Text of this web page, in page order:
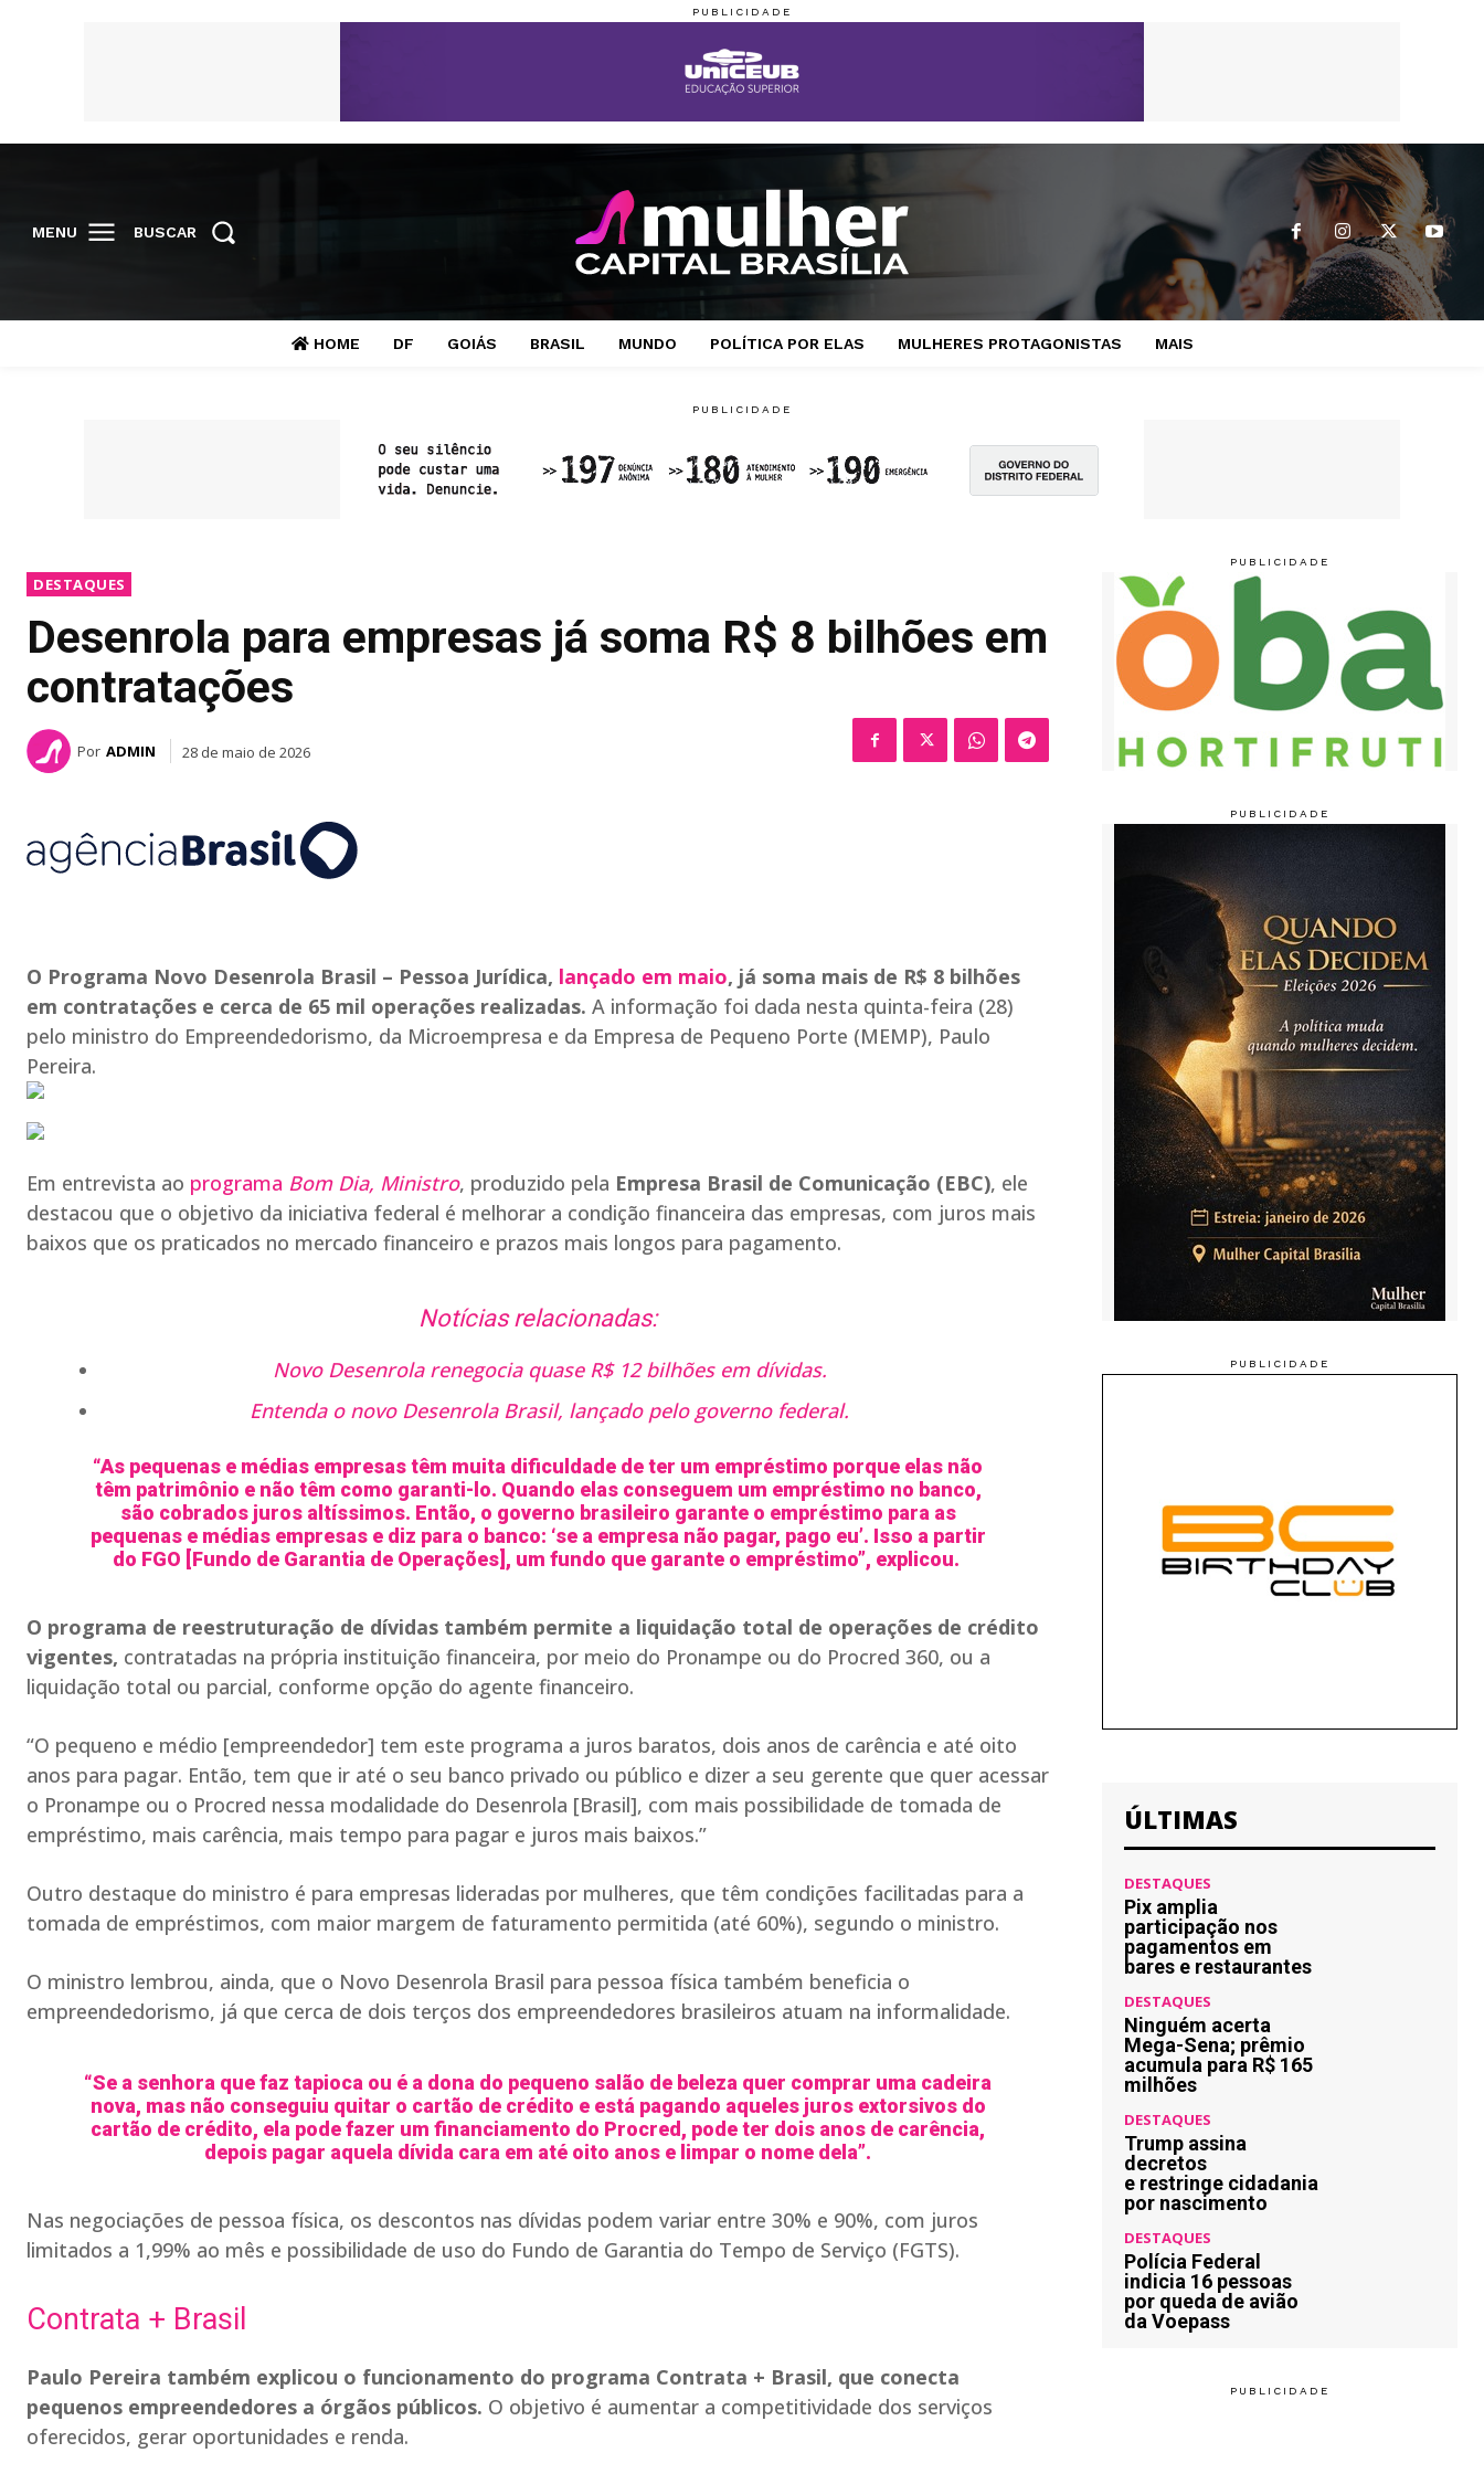
MENU BUSCAR
HOME DF GOIÁS BRASIL MUNDO POLÍTICA POR ELAS MULHERES PROTAGONISTAS MAIS
DESTAQUES
Desenrola para empresas já soma R$ 8 bilhões em
contratações
Por ADMIN 28 de maio de 2026
O Programa Novo Desenrola Brasil – Pessoa Jurídica, lançado em maio, já soma mais de R$ 8 bilhões
em contratações e cerca de 65 mil operações realizadas. A informação foi dada nesta quinta-feira (28)
pelo ministro do Empreendedorismo, da Microempresa e da Empresa de Pequeno Porte (MEMP), Paulo
Pereira.
Em entrevista ao programa Bom Dia, Ministro, produzido pela Empresa Brasil de Comunicação (EBC), ele
destacou que o objetivo da iniciativa federal é melhorar a condição financeira das empresas, com juros mais
baixos que os praticados no mercado financeiro e prazos mais longos para pagamento.
Notícias relacionadas:
Novo Desenrola renegocia quase R$ 12 bilhões em dívidas.
Entenda o novo Desenrola Brasil, lançado pelo governo federal.
“As pequenas e médias empresas têm muita dificuldade de ter um empréstimo porque elas não
têm patrimônio e não têm como garanti-lo. Quando elas conseguem um empréstimo no banco,
são cobrados juros altíssimos. Então, o governo brasileiro garante o empréstimo para as
pequenas e médias empresas e diz para o banco: ‘se a empresa não pagar, pago eu’. Isso a partir
do FGO [Fundo de Garantia de Operações], um fundo que garante o empréstimo”, explicou.
O programa de reestruturação de dívidas também permite a liquidação total de operações de crédito
vigentes, contratadas na própria instituição financeira, por meio do Pronampe ou do Procred 360, ou a
liquidação total ou parcial, conforme opção do agente financeiro.
“O pequeno e médio [empreendedor] tem este programa a juros baratos, dois anos de carência e até oito
anos para pagar. Então, tem que ir até o seu banco privado ou público e dizer a seu gerente que quer acessar
o Pronampe ou o Procred nessa modalidade do Desenrola [Brasil], com mais possibilidade de tomada de
empréstimo, mais carência, mais tempo para pagar e juros mais baixos.”
Outro destaque do ministro é para empresas lideradas por mulheres, que têm condições facilitadas para a
tomada de empréstimos, com maior margem de faturamento permitida (até 60%), segundo o ministro.
O ministro lembrou, ainda, que o Novo Desenrola Brasil para pessoa física também beneficia o
empreendedorismo, já que cerca de dois terços dos empreendedores brasileiros atuam na informalidade.
“Se a senhora que faz tapioca ou é a dona do pequeno salão de beleza quer comprar uma cadeira
nova, mas não conseguiu quitar o cartão de crédito e está pagando aqueles juros extorsivos do
cartão de crédito, ela pode fazer um financiamento do Procred, pode ter dois anos de carência,
depois pagar aquela dívida cara em até oito anos e limpar o nome dela”.
Nas negociações de pessoa física, os descontos nas dívidas podem variar entre 30% e 90%, com juros
limitados a 1,99% ao mês e possibilidade de uso do Fundo de Garantia do Tempo de Serviço (FGTS).
Contrata + Brasil
Paulo Pereira também explicou o funcionamento do programa Contrata + Brasil, que conecta
pequenos empreendedores a órgãos públicos. O objetivo é aumentar a competitividade dos serviços
oferecidos, gerar oportunidades e renda.
ÚLTIMAS
DESTAQUES
Pix amplia
participação nos
pagamentos em
bares e restaurantes
DESTAQUES
Ninguém acerta
Mega-Sena; prêmio
acumula para R$ 165
milhões
DESTAQUES
Trump assina
decretos
e restringe cidadania
por nascimento
DESTAQUES
Polícia Federal
indicia 16 pessoas
por queda de avião
da Voepass